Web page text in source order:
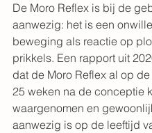
De Moro Reflex is bij de
aanwezig: het is een
beweging als reactie op
prikkels. Een rapport uit
dat de Moro Reflex al op
25 weken na de conceptie
waargenomen en
aanwezig is op de leeftijd